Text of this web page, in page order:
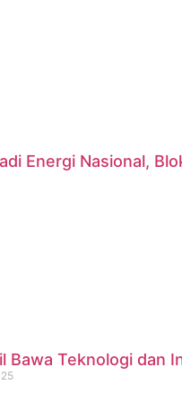
Energi Nasional,
Bawa Teknologi dan